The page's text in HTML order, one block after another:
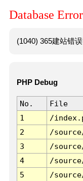
Database Error
(1040) 365建站错
PHP Debug
No. File
1
/
2
/
3
/
4
/
5
/